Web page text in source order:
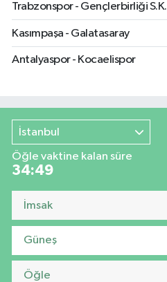
Trabzonspor - Gençlerbirliği S.K.
Kasımpaşa - Galatasaray
Antalyaspor - Kocaelispor
İstanbul
Öğle vaktine kalan süre
34:48
İmsak
Güneş
Öğle